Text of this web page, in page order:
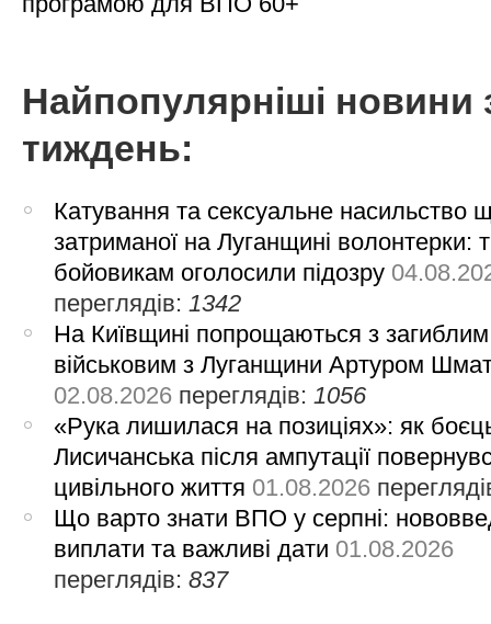
Найпопулярніші новини
тиждень:
Катування та сексуальне насильство
затриманої на Луганщині волонтерки:
бойовикам оголосили підозру
переглядів:1342
На Київщині попрощаються з загиблим
військовим з Луганщини Артуром
02.08.2026 переглядів:1056
«Рука лишилася на позиціях»: як
Лисичанська після ампутації
цивільного життя 01.08.2026
Що варто знати ВПО у серпні:
виплати та важливі дати 01.08.2026
переглядів:837